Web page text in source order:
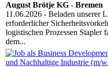
August Brötje KG - Bremen
11.06.2026 - Beladen unserer
erforderlicher
logistischen Prozessen
dem...